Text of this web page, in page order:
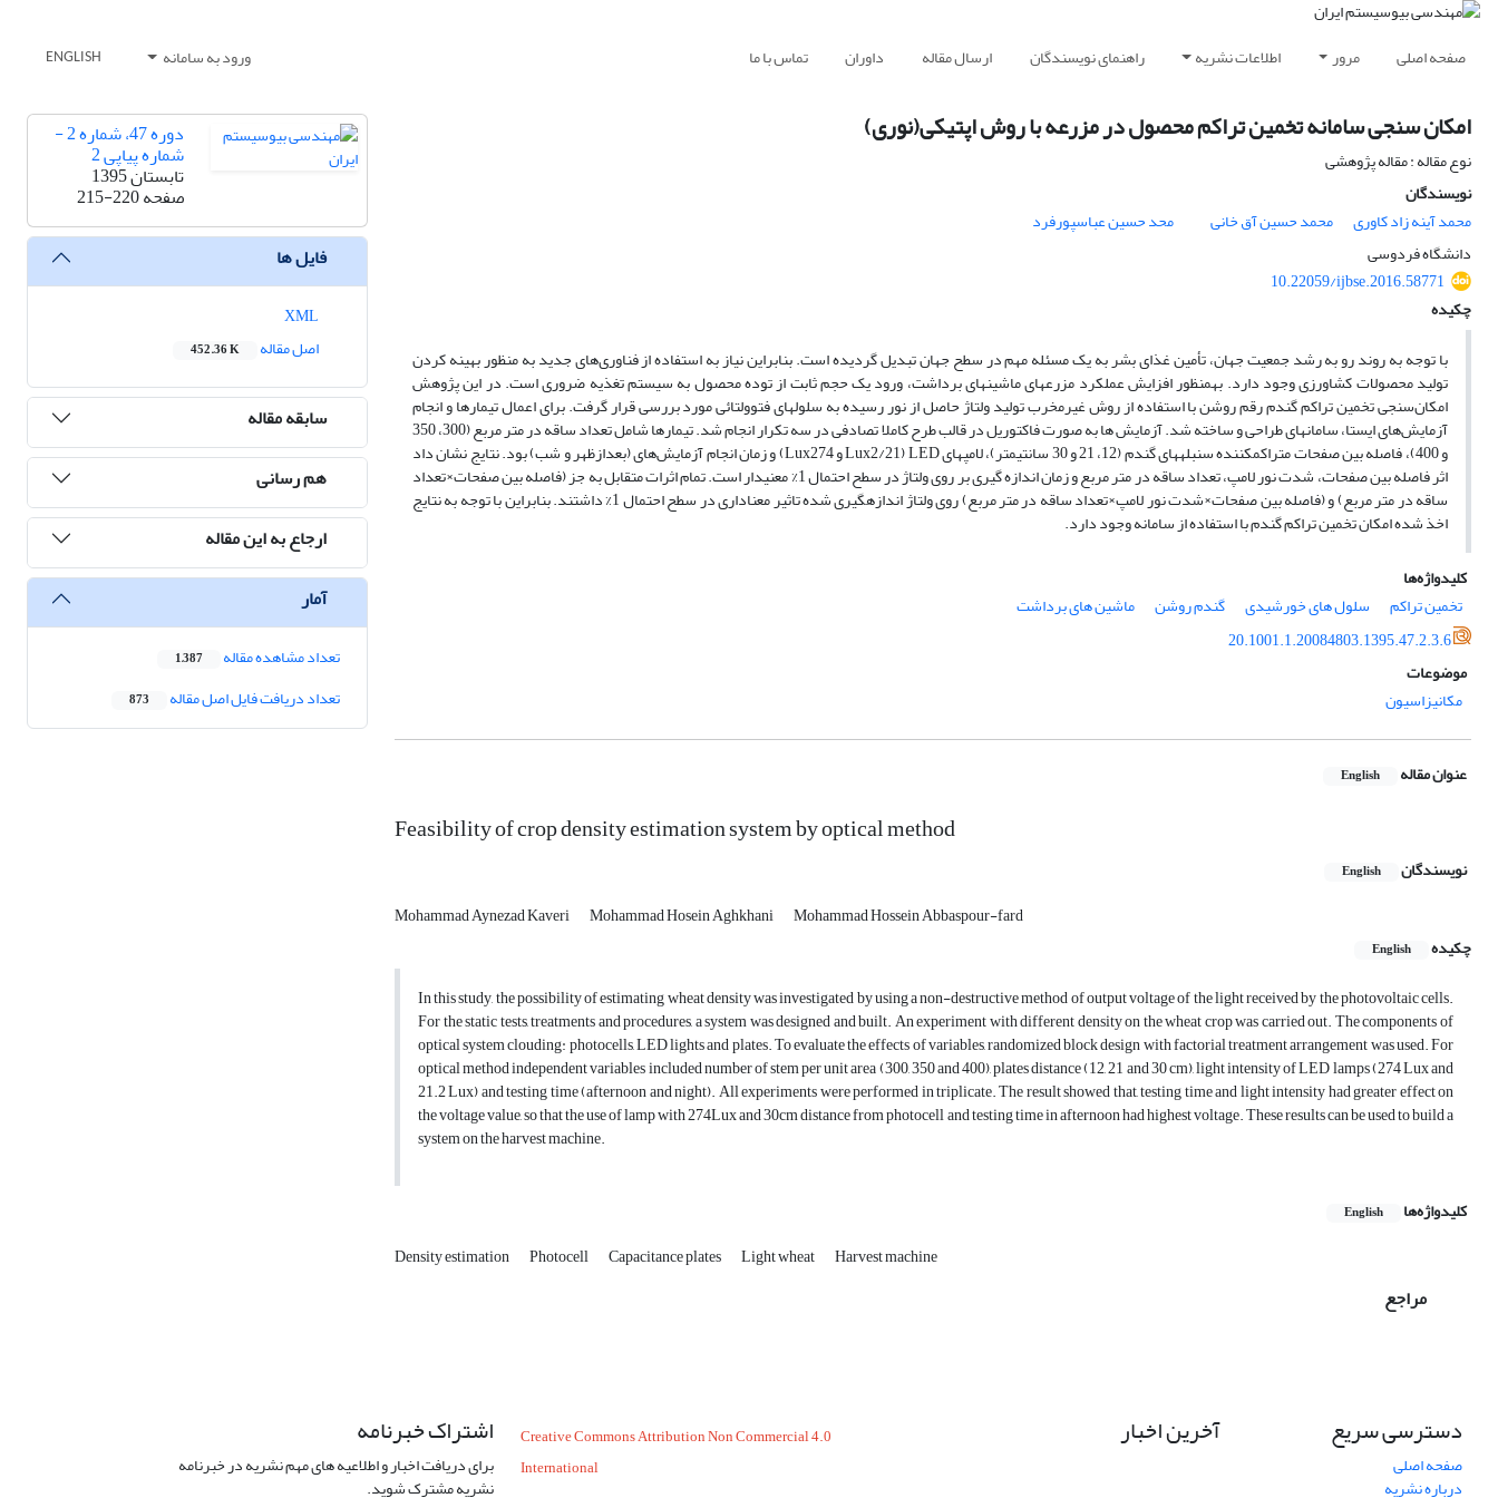
صفحه اصلی مرور اطلاعات نشریه راهنمای نویسندگان ارسال مقاله داوران تماس با ما ورود به سامانه ENGLISH
امکان سنجی سامانه تخمین تراکم محصول در مزرعه با روش اپتیکی(نوری)
نوع مقاله : مقاله پژوهشی
نویسندگان
محمد آینه زاد کاوری
محمد حسین آق خانی
محد حسین عباسپورفرد
دانشگاه فردوسی
10.22059/ijbse.2016.58771
چکیده
با توجه به روند رو به رشد جمعیت جهان، تأمین غذای بشر به یک مسئله مهم در سطح جهان تبدیل گردیده است. بنابراین نیاز به استفاده از فناوری‌های جدید به منظور بهینه کردن
تولید محصولات کشاورزی وجود دارد. به­منظور افزایش عملکرد مزرعه­ای ماشین­های برداشت، ورود یک حجم ثابت از توده محصول به سیستم تغذیه ضروری است. در این پژوهش
امکان‌سنجی تخمین تراکم گندم رقم روشن با استفاده از روش غیرمخرب تولید ولتاژ حاصل از نور رسیده به سلول­های فتوولتائی مورد بررسی قرار گرفت. برای اعمال تیمارها و انجام
آزمایش‌های ایستا، سامانه­ای طراحی و ساخته شد. آزمایش ‌ها به صورت فاکتوریل در قالب طرح کاملا تصادفی در سه تکرار انجام شد. تیمارها شامل تعداد ساقه در متر مربع (300، 350
و 400)، فاصله بین صفحات متراکم­کننده سنبله­های گندم (12، 21 و 30 سانتی­متر)، لامپ­های LED (Lux2/21 و Lux274) و زمان انجام آزمایش‌های (بعدازظهر و شب) بود. نتایج نشان داد
اثر فاصله بین صفحات، شدت نور لامپ، تعداد ساقه در متر مربع و زمان اندازه گیری بر روی ولتاژ در سطح احتمال 1% معنی­دار است. تمام اثرات متقابل به جز (فاصله بین صفحات×تعداد
ساقه در متر مربع) و (فاصله بین صفحات×شدت نور لامپ×تعداد ساقه در متر مربع) روی ولتاژ اندازه­گیری شده تاثیر معناداری در سطح احتمال 1% داشتند. بنابراین با توجه به نتایج
اخذ شده امکان تخمین تراکم گندم با استفاده از سامانه وجود دارد.
کلیدواژه‌ها
تخمین تراکم
سلول های خورشیدی گندم روشن
ماشین های برداشت
20.1001.1.20084803.1395.47.2.3.6
موضوعات
مکانیزاسیون
عنوان مقاله English
Feasibility of crop density estimation system by optical method
نویسندگان English
Mohammad Aynezad Kaveri Mohammad Hosein Aghkhani
Mohammad Hossein Abbaspour-fard
چکیده
English
In this study, the possibility of estimating wheat density was investigated by using a non-destructive method of output voltage of the light received by the photovoltaic cells.
For the static tests, treatments and procedures, a system was designed and built. An experiment with different density on the wheat crop was carried out. The components of
optical system clouding: photocells, LED lights and plates. To evaluate the effects of variables, randomized block design with factorial treatment arrangement was used. For
optical method independent variables included number of stem per unit area (300, 350 and 400), plates distance (12, 21 and 30 cm), light intensity of LED lamps (274 Lux and
21.2 Lux) and testing time (afternoon and night). All experiments were performed in triplicate. The result showed that, testing time and light intensity had greater effect on
the voltage value, so that the use of lamp with 274Lux and 30cm distance from photocell and testing time in afternoon had highest voltage. These results can be used to build a
system on the harvest machine.
کلیدواژه‌ها English
Density estimation Photocell Capacitance plates Light wheat Harvest machine
مراجع
دوره 47، شماره 2 -
شماره پیاپی 2
تابستان 1395
صفحه215-220
فایل ها
اصل مقاله
452.36 K
سابقه مقاله
هم رسانی
ارجاع به این مقاله
آمار
تعداد مشاهده مقاله 1,387
تعداد دریافت فایل اصل مقاله 873
دسترسی سریع
صفحه اصلی
درباره نشریه
آخرین اخبار
Creative Commons Attribution Non Commercial 4.0
International
اشتراک خبرنامه
برای دریافت اخبار و اطلاعیه های مهم نشریه در خبرنامه
نشریه مشترک شوید.